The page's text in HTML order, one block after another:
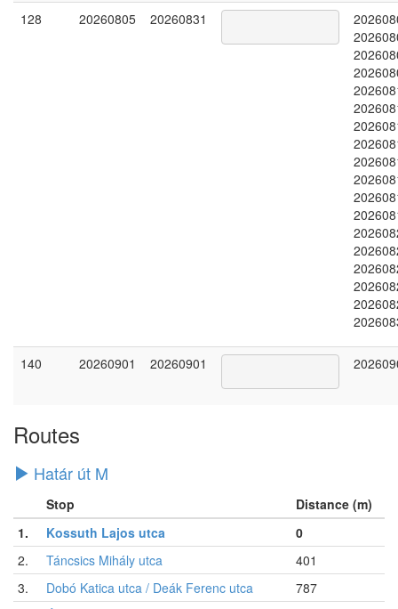
128 20260805 20260831
140 20260901 20260901
Routes
Határ út M
Stop
Distance (m)
1.
Kossuth Lajos utca
0
2.
Táncsics Mihály utca
401
3.
Dobó Katica utca / Deák Ferenc utca
787